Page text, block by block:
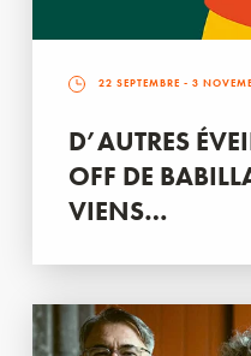
22 SEPTEMBRE - 3
D’AUTRES
OFF DE
VIENS…